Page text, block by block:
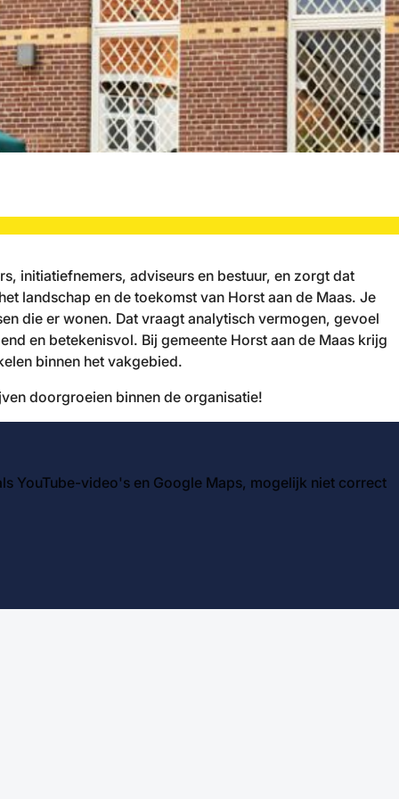
initiatiefnemers, adviseurs en bestuur, en zorgt dat
landschap en de toekomst van Horst aan de Maas. Je
die er wonen. Dat vraagt analytisch vermogen, gevoel
en betekenisvol. Bij gemeente Horst aan de Maas krijg
binnen het vakgebied.
doorgroeien binnen de organisatie!
YouTube-video's en Google Maps, mogelijk niet correct